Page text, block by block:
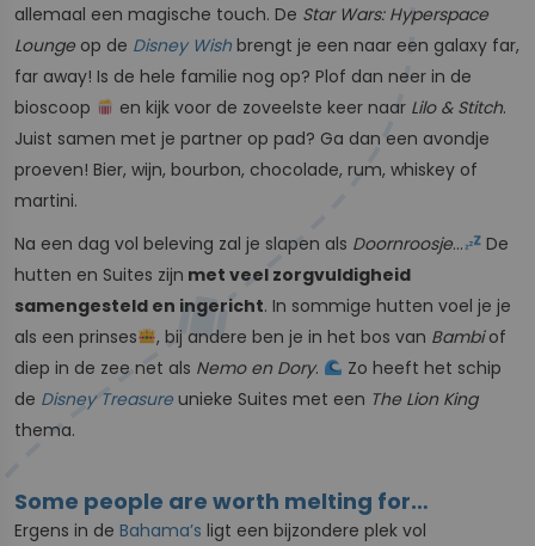
allemaal een magische touch. De Star Wars: Hyperspace
Lounge op de Disney Wish brengt je een naar een galaxy far,
far away! Is de hele familie nog op? Plof dan neer in de
bioscoop
en kijk voor de zoveelste keer naar Lilo & Stitch.
Juist samen met je partner op pad? Ga dan een avondje
proeven! Bier, wijn, bourbon, chocolade, rum, whiskey of
martini.
Na een dag vol beleving zal je slapen als Doornroosje…
De
hutten en Suites zijn met veel zorgvuldigheid
samengesteld en ingericht. In sommige hutten voel je je
als een prinses
, bij andere ben je in het bos van Bambiof
diep in de zee net als Nemo en Dory.
Zo heeft het schip
de Disney Treasure unieke Suites met een The Lion King
thema.
Some people are worth melting for…
Ergens in de Bahama’s ligt een bijzondere plek vol